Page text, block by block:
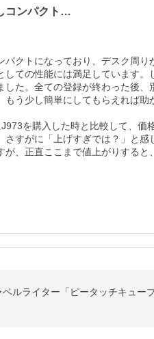
コンパクト…
パクトになっており、デスク周り
ての性能には満足しています。
した。全ての登録が終わった後
う少し簡単にしてもらえれば助
を購入した時と比較して、価
すがに「上げすぎでは？」と感
が、正直ここまで値上がりする
ライター「ピータッチキュー